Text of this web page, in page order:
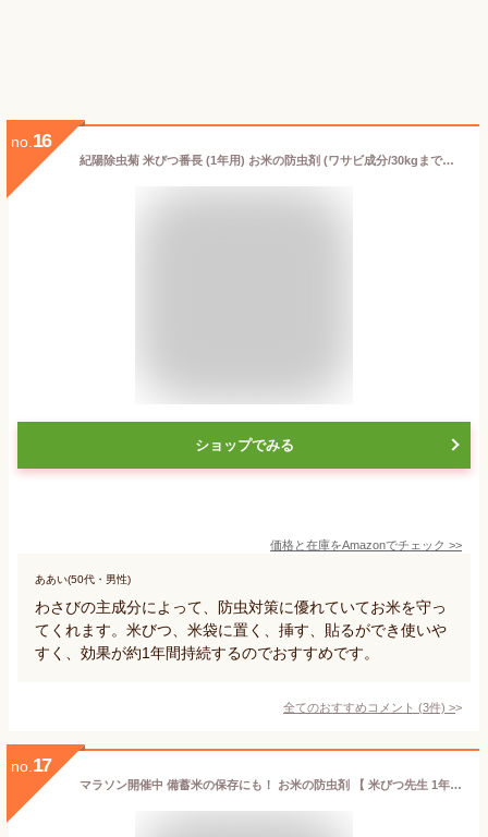
no. 16
紀陽除虫菊 米びつ番長 (1年用) お米の防虫剤 (ワサビ成分/30kgまで対応)米びつ用防虫剤 (虫除け/防カビ)簡単設置 置くだけ 貼るだけ
ショップでみる
価格と在庫をAmazonでチェック >>
ああい(50代・男性)
わさびの主成分によって、防虫対策に優れていてお米を守っ
てくれます。米びつ、米袋に置く、挿す、貼るができ使いや
すく、効果が約1年間持続するのでおすすめです。
全てのおすすめコメント (3件) >
no. 17
マラソン開催中 備蓄米の保存にも！ お米の防虫剤 【 米びつ先生 1年用 】 Arromic アラミック KS-48N 有効期限1年 35kgまで お米の虫よけ 防虫 防虫剤 虫よけ 虫除け 虫 害虫 お米 米 米びつ こめびつ 米櫃 せんせい 植物成分 無害 元祖